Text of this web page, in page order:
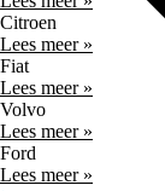
Citroen
Lees meer »
Fiat
Lees meer »
Volvo
Lees meer »
Ford
Lees meer »